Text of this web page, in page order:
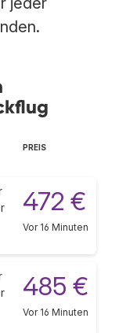
PREIS
472 €
Vor 16 Minuten
485 €
Vor 16 Minuten